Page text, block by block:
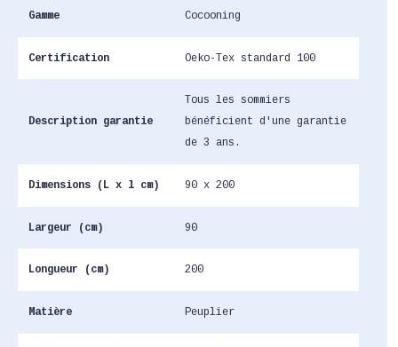
Gamme Cocooning
Certification Oeko-Tex standard 100
Description garantie
Tous les sommiers
bénéficient d'une garantie
de 3 ans.
Dimensions (L x l cm) 90 x 200
Largeur (cm) 90
Longueur (cm) 200
Matière Peuplier